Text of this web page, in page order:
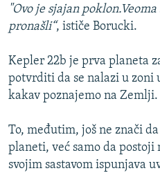
"Ovo je sjajan
pronašli“, ističe Borucki.
Kepler 22b je prva planeta
potvrditi da se nalazi u zoni
kakav poznajemo na Zemlji.
To, međutim, još ne znači
planeti, već samo da postoji
svojim sastavom ispunjava